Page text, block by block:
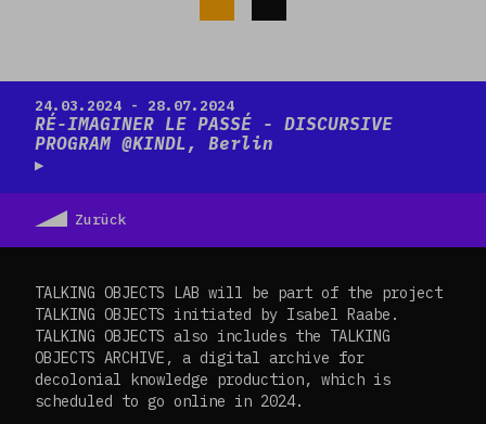
24.03.2024 - 28.07.2024
RÉ-IMAGINER LE PASSÉ - DISCURSIVE
PROGRAM @KINDL, Berlin
Zurück
TALKING OBJECTS LAB will be part of the project
TALKING OBJECTS initiated by Isabel Raabe.
TALKING OBJECTS also includes the TALKING
OBJECTS ARCHIVE, a digital archive for
decolonial knowledge production, which is
scheduled to go online in 2024.